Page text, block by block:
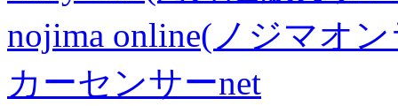
nojima online(ノジマオ
カーセンサーnet